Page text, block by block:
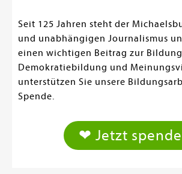
Seit 125 Jahren steht der
und unabhängigen Journalismus
einen wichtigen Beitrag zur
Demokratiebildung und
unterstützen Sie unsere
Spende.
❤ Jetzt